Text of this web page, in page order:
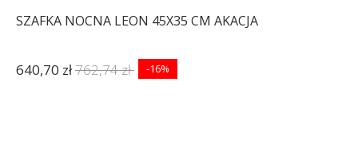
SZAFKA NOCNA LEON 45X35 CM AKACJA
640,70 zł762,74 zł -16%